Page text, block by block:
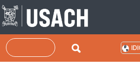
Pasar al contenido principal
Buscar